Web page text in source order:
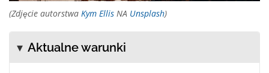
(Zdjęcie autorstwa Kym Ellis NA Unsplash)
Aktualne warunki